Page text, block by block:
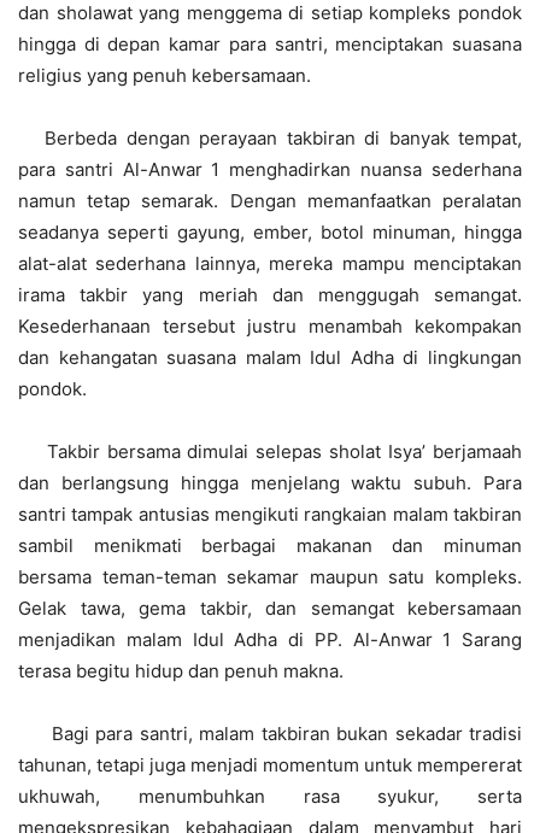
dan sholawat yang menggema di setiap kompleks pondok
hingga di depan kamar para santri, menciptakan suasana
religius yang penuh kebersamaan.
Berbeda dengan perayaan takbiran di banyak tempat,
para santri Al-Anwar 1 menghadirkan nuansa sederhana
namun tetap semarak. Dengan memanfaatkan peralatan
seadanya seperti gayung, ember, botol minuman, hingga
alat-alat sederhana lainnya, mereka mampu menciptakan
irama takbir yang meriah dan menggugah semangat.
Kesederhanaan tersebut justru menambah kekompakan
dan kehangatan suasana malam Idul Adha di lingkungan
pondok.
Takbir bersama dimulai selepas sholat Isya’ berjamaah
dan berlangsung hingga menjelang waktu subuh. Para
santri tampak antusias mengikuti rangkaian malam takbiran
sambil menikmati berbagai makanan dan minuman
bersama teman-teman sekamar maupun satu kompleks.
Gelak tawa, gema takbir, dan semangat kebersamaan
menjadikan malam Idul Adha di PP. Al-Anwar 1 Sarang
terasa begitu hidup dan penuh makna.
Bagi para santri, malam takbiran bukan sekadar tradisi
tahunan, tetapi juga menjadi momentum untuk mempererat
ukhuwah, menumbuhkan rasa syukur, serta
mengekspresikan kebahagiaan dalam menyambut hari